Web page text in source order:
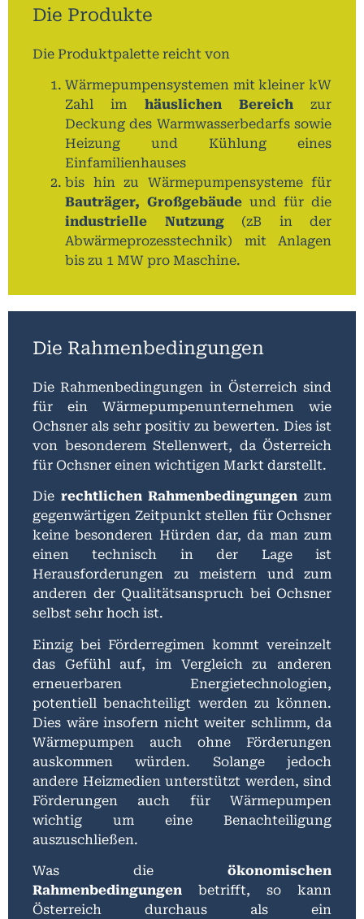
Die Produkte
Die Produktpalette reicht von
Wärmepumpensystemen mit kleiner kW
Zahl im häuslichen Bereichzur
Deckung des Warmwasserbedarfs sowie
Heizung und Kühlung eines
Einfamilienhauses
bis hin zu Wärmepumpensysteme für
Bauträger, Großgebäude und für die
industrielle Nutzung(zB in der
Abwärmeprozesstechnik) mit Anlagen
bis zu 1 MW pro Maschine.
Die Rahmenbedingungen
Die Rahmenbedingungen in Österreich sind
für ein Wärmepumpenunternehmen wie
Ochsner als sehr positiv zu bewerten. Dies ist
von besonderem Stellenwert, da Österreich
für Ochsner einen wichtigen Markt darstellt.
Die rechtlichen Rahmenbedingungen zum
gegenwärtigen Zeitpunkt stellen für Ochsner
keine besonderen Hürden dar, da man zum
einen technisch in der Lage ist
Herausforderungen zu meistern und zum
anderen der Qualitätsanspruch bei Ochsner
selbst sehr hoch ist.
Einzig bei Förderregimen kommt vereinzelt
das Gefühl auf, im Vergleich zu anderen
erneuerbaren Energietechnologien,
potentiell benachteiligt werden zu können.
Dies wäre insofern nicht weiter schlimm, da
Wärmepumpen auch ohne Förderungen
auskommen würden. Solange jedoch
andere Heizmedien unterstützt werden, sind
Förderungen auch für Wärmepumpen
wichtig um eine Benachteiligung
auszuschließen.
Was die ökonomischen
Rahmenbedingungen betrifft, so kann
Österreich durchaus als ein